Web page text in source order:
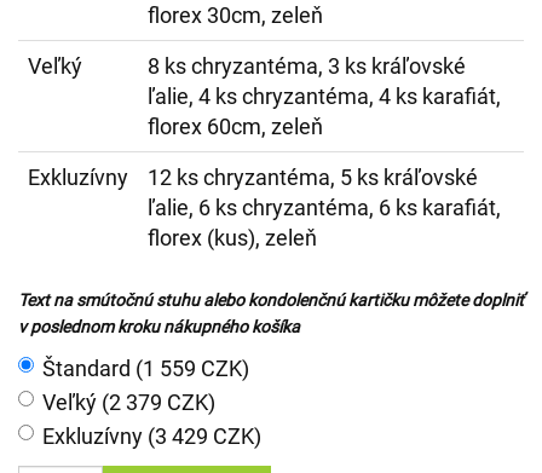
florex 30cm, zeleň
Veľký
8 ks chryzantéma, 3 ks kráľovské
ľalie, 4 ks chryzantéma, 4 ks karafiát,
florex 60cm, zeleň
Exkluzívny
12 ks chryzantéma, 5 ks kráľovské
ľalie, 6 ks chryzantéma, 6 ks karafiát,
florex (kus), zeleň
Text na smútočnú stuhu alebo kondolenčnú kartičku môžete doplniť
v poslednom kroku nákupného košíka
Štandard (1 559 CZK)
Veľký (2 379 CZK)
Exkluzívny (3 429 CZK)